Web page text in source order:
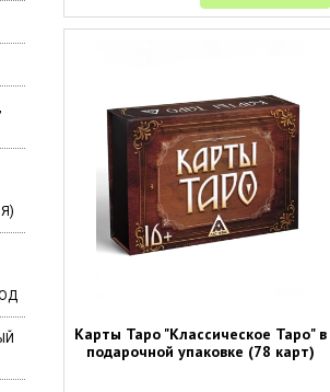
Карты Таро "Классическое Таро" в
подарочной упаковке (78 карт)